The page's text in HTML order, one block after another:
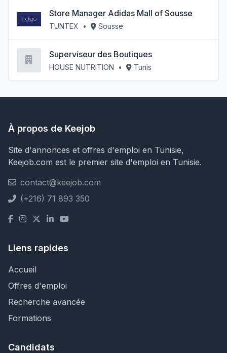
Store Manager Adidas Mall of Sousse
TUNTEX • Sousse
Superviseur des Boutiques
HOUSE NUTRITION • Tunis
À propos de Keejob
Site d'annonces et offres d'emploi en Tunisie,
Keejob.com est le premier site d'emploi en Tunisie.
contact@keejob.com
(+216) 71 893 350
Liens rapides
Accueil
Offres d'emploi
Recherche avancée
Formations
Candidats